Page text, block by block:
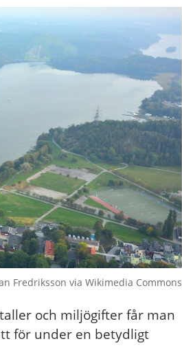
Fredriksson via Wikimedia Commons
och miljögifter får man
för under en betydligt